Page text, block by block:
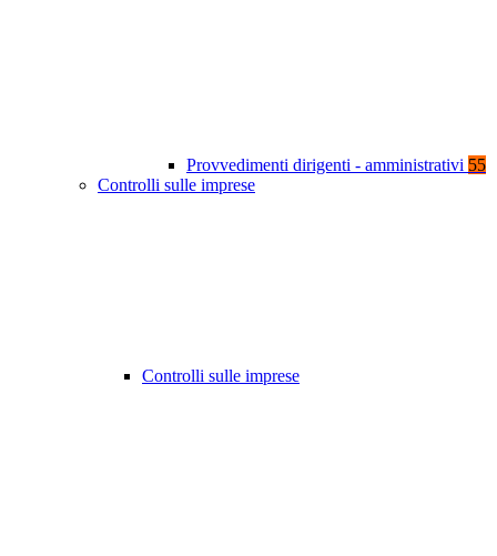
Provvedimenti dirigenti - amministrativi 55
Controlli sulle imprese
Controlli sulle imprese